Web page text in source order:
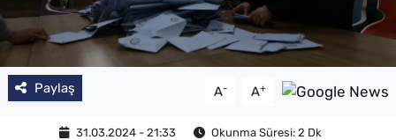
Paylaş A- A+
31.03.2024 - 21:33 Okunma Süresi: 2 Dk